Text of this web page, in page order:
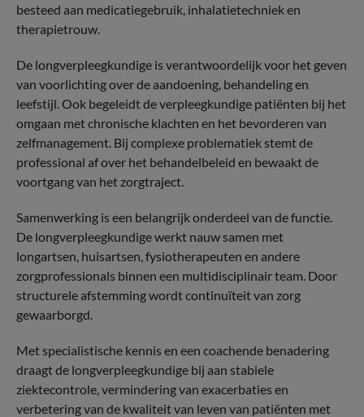
besteed aan medicatiegebruik, inhalatietechniek en
therapietrouw.
De longverpleegkundige is verantwoordelijk voor het geven
van voorlichting over de aandoening, behandeling en
leefstijl. Ook begeleidt de verpleegkundige patiënten bij het
omgaan met chronische klachten en het bevorderen van
zelfmanagement. Bij complexe problematiek stemt de
professional af over het behandelbeleid en bewaakt de
voortgang van het zorgtraject.
Samenwerking is een belangrijk onderdeel van de functie.
De longverpleegkundige werkt nauw samen met
longartsen, huisartsen, fysiotherapeuten en andere
zorgprofessionals binnen een multidisciplinair team. Door
structurele afstemming wordt continuïteit van zorg
gewaarborgd.
Met specialistische kennis en een coachende benadering
draagt de longverpleegkundige bij aan stabiele
ziektecontrole, vermindering van exacerbaties en
verbetering van de kwaliteit van leven van patiënten met